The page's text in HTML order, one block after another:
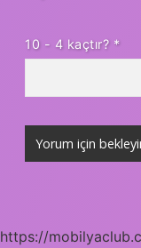
10 - 4 kaçtır? *
https://